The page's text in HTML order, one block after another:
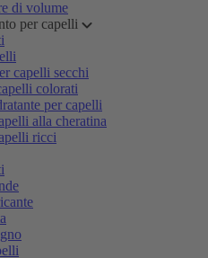
di volume
per capelli
capelli secchi
colorati
per capelli
alla cheratina
ricci